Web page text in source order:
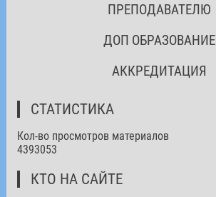
ПРЕПОДАВАТЕЛЮ
ДОП ОБРАЗОВАНИЕ
АККРЕДИТАЦИЯ
СТАТИСТИКА
Кол-во просмотров материалов
4393053
КТО НА САЙТЕ